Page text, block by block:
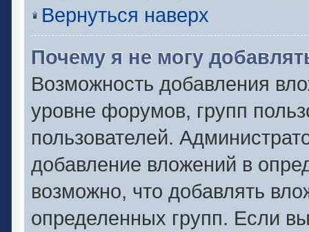
Вернуться наверх
Почему я не могу
Возможность добавления
уровне форумов, групп
пользователей.
добавление вложений в
возможно, что добавлять
определенных групп. Если